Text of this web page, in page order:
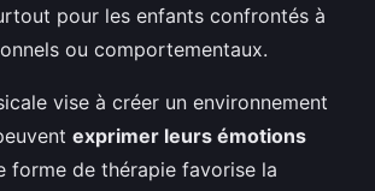
pour les enfants confrontés à
ou comportementaux.
vise à créer un environnement
exprimer leurs émotions
forme de thérapie favorise la